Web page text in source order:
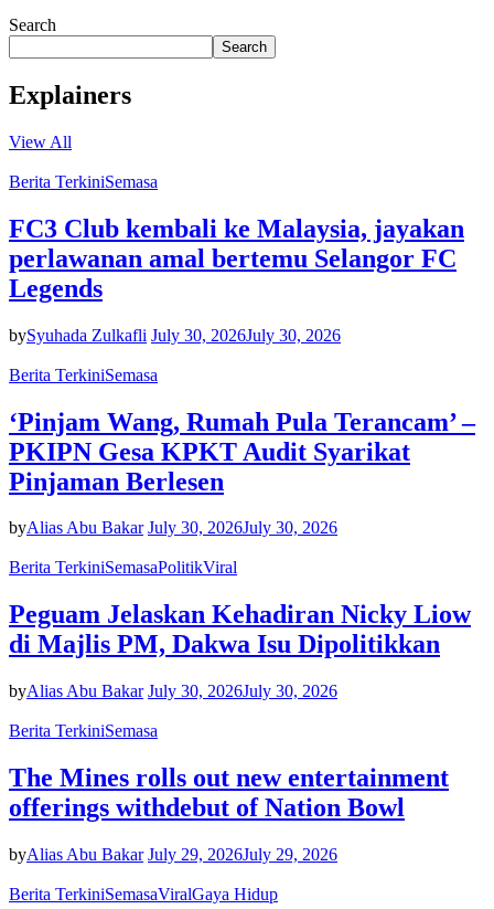
Search
Search
Explainers
View All
Berita TerkiniSemasa
FC3 Club kembali ke Malaysia, jayakan
perlawanan amal bertemu Selangor FC
Legends
bySyuhada Zulkafli July 30, 2026July 30, 2026
Berita TerkiniSemasa
‘Pinjam Wang, Rumah Pula Terancam’ –
PKIPN Gesa KPKT Audit Syarikat
Pinjaman Berlesen
byAlias Abu Bakar July 30, 2026July 30, 2026
Berita TerkiniSemasaPolitikViral
Peguam Jelaskan Kehadiran Nicky Liow
di Majlis PM, Dakwa Isu Dipolitikkan
byAlias Abu Bakar July 30, 2026July 30, 2026
Berita TerkiniSemasa
The Mines rolls out new entertainment
offerings withdebut of Nation Bowl
byAlias Abu Bakar July 29, 2026July 29, 2026
Berita TerkiniSemasaViralGaya Hidup